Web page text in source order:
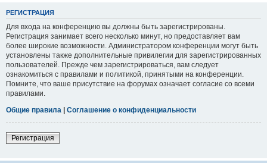
РЕГИСТРАЦИЯ
Для входа на конференцию вы должны быть зарегистрированы.
Регистрация занимает всего несколько минут, но предоставляет вам
более широкие возможности. Администратором конференции могут быть
установлены также дополнительные привилегии для зарегистрированных
пользователей. Прежде чем зарегистрироваться, вам следует
ознакомиться с правилами и политикой, принятыми на конференции.
Помните, что ваше присутствие на форумах означает согласие со всеми
правилами.
Общие правила | Соглашение о конфиденциальности
Регистрация